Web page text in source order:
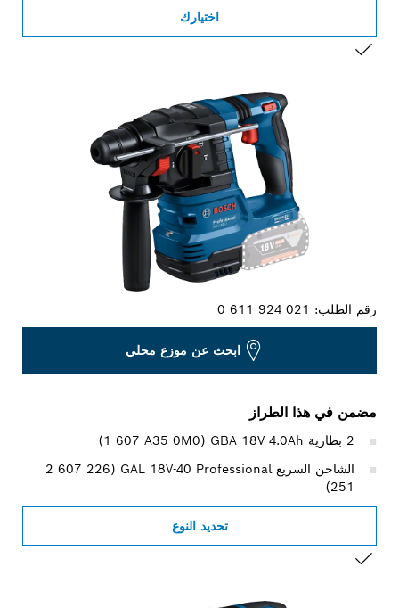
اختيارك
رقم الطلب:0 611 924 021
ابحث عن موزع محلي
مضمن في هذا الطراز
الشاحن السريع GAL 18V-40 Professional ‏(‎2 607 226
251)
تحديد النوع